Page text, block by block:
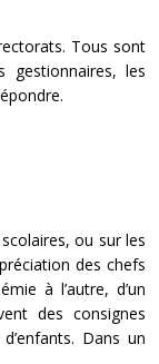
Tous sont
les
ou sur les
des chefs
à l’autre, d’un
des consignes
Dans un